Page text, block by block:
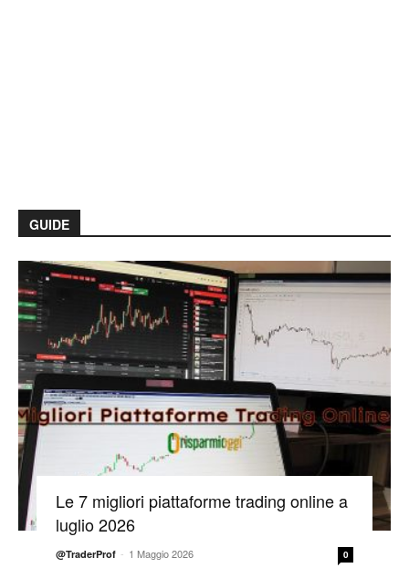
GUIDE
Le 7 migliori piattaforme trading online a
luglio 2026
@TraderProf - 1 Maggio 2026 0